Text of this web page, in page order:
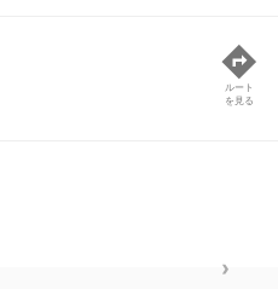
ルート
を見る